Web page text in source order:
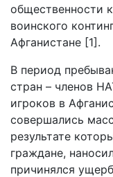
общественности
воинского
Афганистане [1].
В период
стран – членов
игроков в
совершались
результате
граждане,
причинялся